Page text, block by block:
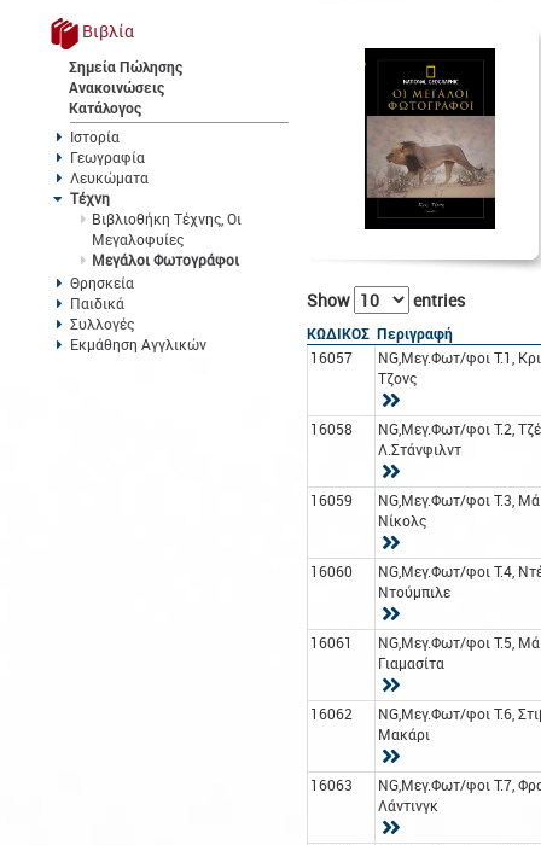
Βιβλία
Σημεία Πώλησης
Ανακοινώσεις
Κατάλογος
Ιστορία
Γεωγραφία
Λευκώματα
Τέχνη
Βιβλιοθήκη Τέχνης, Οι
Μεγαλοφυίες
Μεγάλοι Φωτογράφοι
Θρησκεία
Παιδικά
Συλλογές
Εκμάθηση Αγγλικών
Show entries
ΚΩΔΙΚΟΣ Περιγραφή
16057
NG,Μεγ.Φωτ/φοι Τ.1,
Τζονς
16058
NG,Μεγ.Φωτ/φοι Τ.2,
Λ.Στάνφιλντ
16059
NG,Μεγ.Φωτ/φοι Τ.3,
Νίκολς
16060
NG,Μεγ.Φωτ/φοι Τ.4,
Ντούμπιλε
16061
NG,Μεγ.Φωτ/φοι Τ.5,
Γιαμασίτα
16062
NG,Μεγ.Φωτ/φοι Τ.6,
Μακάρι
16063
NG,Μεγ.Φωτ/φοι Τ.7,
Λάντινγκ